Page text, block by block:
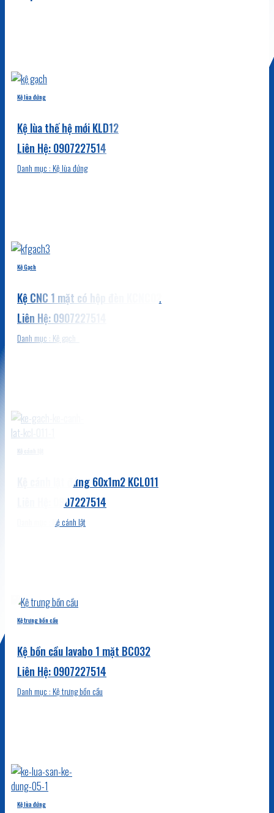
Kệ lùa đứng
Kệ lùa thế hệ mới KLD12
Danh mục : Kệ lùa đứng
Kệ Gạch
Kệ CNC 1 mặt có hộp đèn KCNC02
Danh mục : Kệ gạch
Kệ cánh lật
Kệ cánh lật đứng 60x1m2 KCL011
Danh mục : Kệ cánh lật
Kệ trưng bồn cầu
Kệ bồn cầu lavabo 1 mặt BC032
Danh mục : Kệ trưng bồn cầu
Kệ lùa đứng